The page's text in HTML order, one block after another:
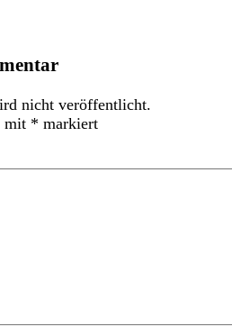
nicht veröffentlicht.
mit * markiert